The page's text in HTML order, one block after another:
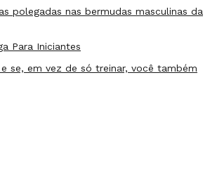
polegadas nas bermudas masculinas da
Para Iniciantes
e se, em vez de só treinar, você também